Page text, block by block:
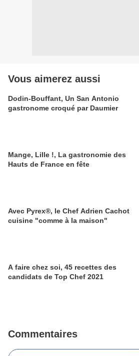
Vous aimerez aussi
Dodin-Bouffant, Un San Antonio
gastronome croqué par Daumier
Mange, Lille !, La gastronomie des
Hauts de France en fête
Avec Pyrex®, le Chef Adrien Cachot
cuisine "comme à la maison"
A faire chez soi, 45 recettes des
candidats de Top Chef 2021
Commentaires